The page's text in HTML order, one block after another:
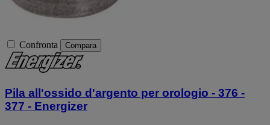
Confronta Compara
Pila all'ossido d'argento per orologio - 376 -
377 - Energizer